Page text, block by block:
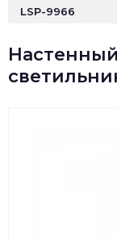
LSP-9966